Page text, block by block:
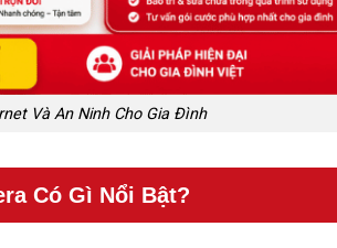
Và An Ninh Cho Gia Đình
Có Gì Nổi Bật?